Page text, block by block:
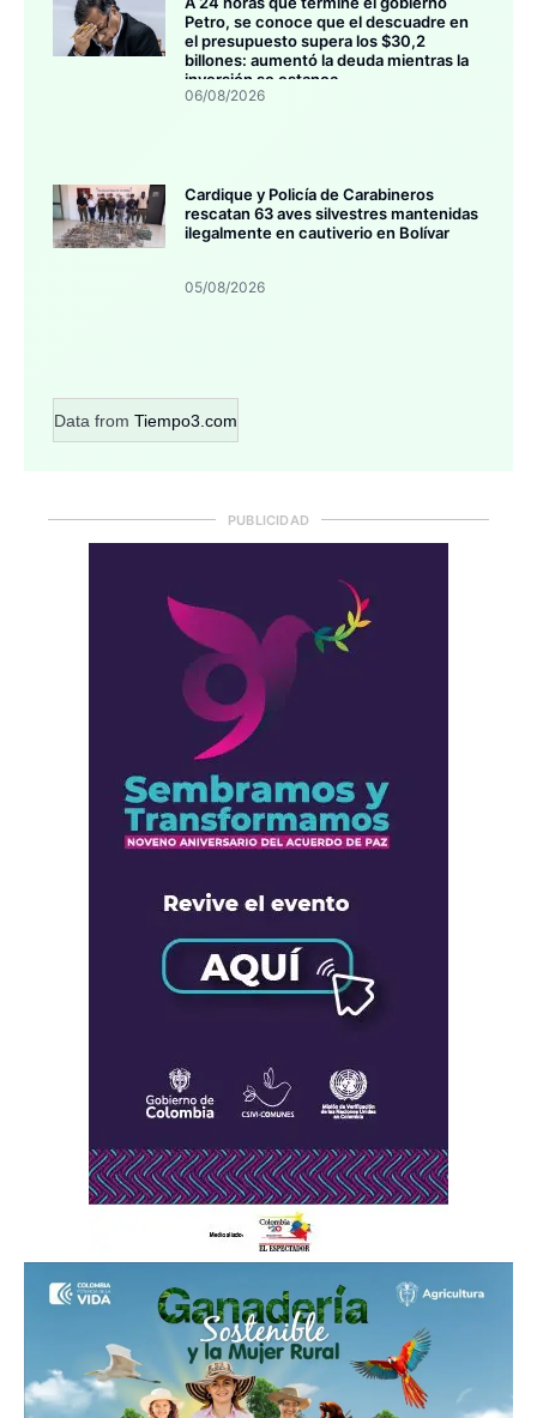
Petro, se conoce que el descuadre en
el presupuesto supera los $30,2
billones: aumentó la deuda mientras la
inversión se estanca
06/08/2026
Cardique y Policía de Carabineros
rescatan 63 aves silvestres mantenidas
ilegalmente en cautiverio en Bolívar
05/08/2026
Data from Tiempo3.com
PUBLICIDAD